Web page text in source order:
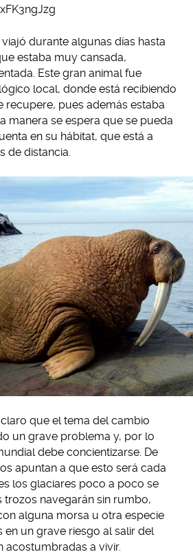
durante algunas días hasta
estaba muy cansada,
Este gran animal fue
local, donde está recibiendo
recupere, pues además estaba
manera se espera que se pueda
en su hábitat, que está a
de distancia.
que el tema del cambio
un grave problema y, por lo
debe concientizarse. De
apuntan a que esto será cada
los glaciares poco a poco se
trozos navegarán sin rumbo,
alguna morsa u otra especie
en un grave riesgo al salir del
acostumbradas a vivir.